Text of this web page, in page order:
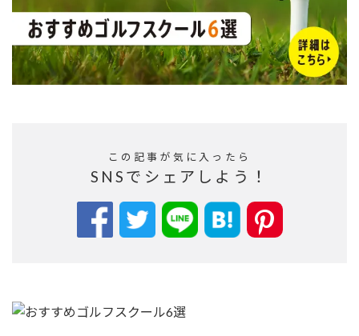
この記事が気に入ったら
SNSでシェアしよう！